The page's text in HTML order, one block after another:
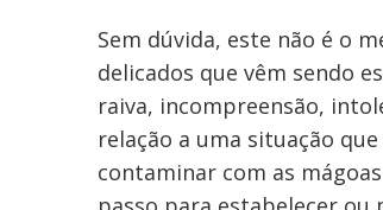
Sem dúvida, este não é o
delicados que vêm sendo
raiva, incompreensão,
relação a uma situação
contaminar com as